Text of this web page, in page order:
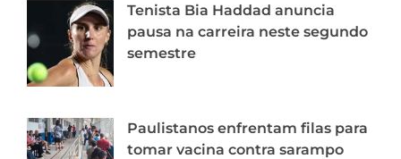
Tenista Bia Haddad anuncia
pausa na carreira neste segundo
semestre
Paulistanos enfrentam filas para
tomar vacina contra sarampo